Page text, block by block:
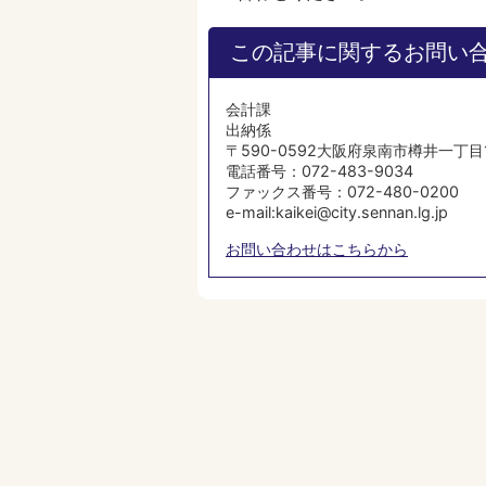
この記事に関するお問い
会計課
出納係
〒590-0592大阪府泉南市樽井一丁目
電話番号：072-483-9034
ファックス番号：072-480-0200
e-mail:kaikei@city.sennan.lg.jp
お問い合わせはこちらから